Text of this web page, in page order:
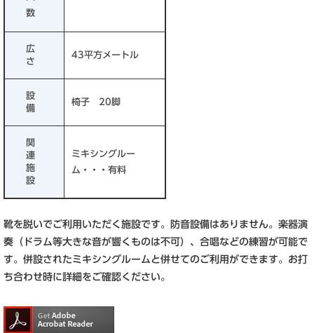
数
広
さ
43平方メートル
設
備
椅子 20脚
関
連
施
設
ミキシングルー
ム・・・有料
靴を脱いでご利用いただく施設です。防音設備はありません。楽器演
奏（ドラム等大きな音が響くものは不可）、合唱などの練習が可能で
す。併設されたミキシングルームと併せてのご利用ができます。お打
ち合わせ時に詳細をご確認ください。